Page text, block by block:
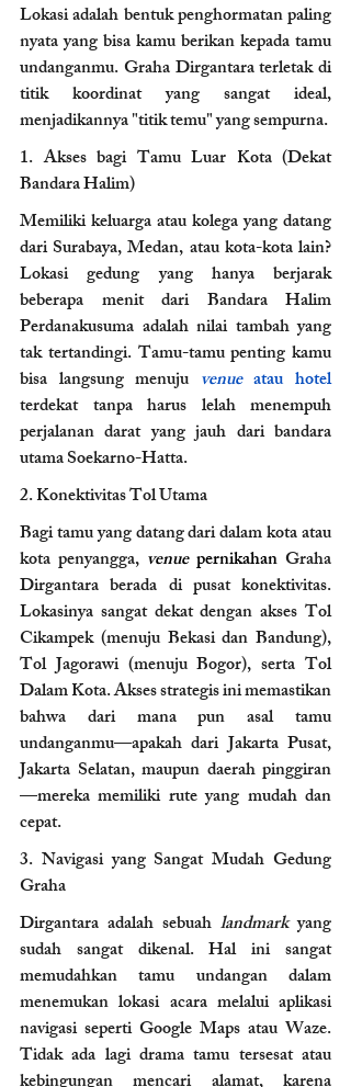
Lokasi adalah bentuk penghormatan paling
nyata yang bisa kamu berikan kepada tamu
undanganmu. Graha Dirgantara terletak di
titik koordinat yang sangat ideal,
menjadikannya "titik temu" yang sempurna.
1. Akses bagi Tamu Luar Kota (Dekat
Bandara Halim)
Memiliki keluarga atau kolega yang datang
dari Surabaya, Medan, atau kota-kota lain?
Lokasi gedung yang hanya berjarak
beberapa menit dari Bandara Halim
Perdanakusuma adalah nilai tambah yang
tak tertandingi. Tamu-tamu penting kamu
bisa langsung menuju venue atau hotel
terdekat tanpa harus lelah menempuh
perjalanan darat yang jauh dari bandara
utama Soekarno-Hatta.
2. Konektivitas Tol Utama
Bagi tamu yang datang dari dalam kota atau
kota penyangga, venue pernikahan Graha
Dirgantara berada di pusat konektivitas.
Lokasinya sangat dekat dengan akses Tol
Cikampek (menuju Bekasi dan Bandung),
Tol Jagorawi (menuju Bogor), serta Tol
Dalam Kota. Akses strategis ini memastikan
bahwa dari mana pun asal tamu
undanganmu—apakah dari Jakarta Pusat,
Jakarta Selatan, maupun daerah pinggiran
—mereka memiliki rute yang mudah dan
cepat.
3. Navigasi yang Sangat Mudah Gedung
Graha
Dirgantara adalah sebuah landmark yang
sudah sangat dikenal. Hal ini sangat
memudahkan tamu undangan dalam
menemukan lokasi acara melalui aplikasi
navigasi seperti Google Maps atau Waze.
Tidak ada lagi drama tamu tersesat atau